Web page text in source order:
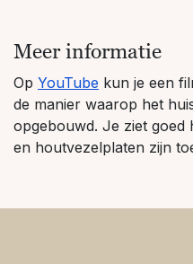
Meer informatie
Op YouTube kun je een
de manier waarop het
opgebouwd. Je ziet goed
en houtvezelplaten zijn